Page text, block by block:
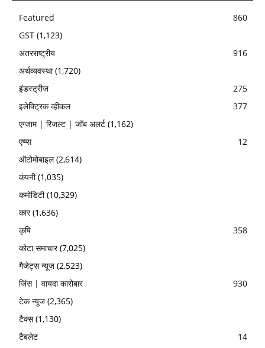
Featured
860
GST (1,123)
अंतरराष्ट्रीय
916
अर्थव्यवस्था(1,720)
इंडस्ट्रीज
275
इलेक्ट्रिक व्हीकल
377
एग्जाम | रिजल्ट | जॉब अलर्ट (1,162)
एप्प्स
12
ऑटोमोबाइल(2,614)
कंपनी(1,035)
कमोडिटी(10,329)
कार(1,636)
कृषि
358
कोटा समाचार(7,025)
गैजेट्स न्यूज़ (2,523)
जिंस | वायदा कारोबार
930
टेक न्यूज (2,365)
टैक्स(1,130)
टैबलेट
14